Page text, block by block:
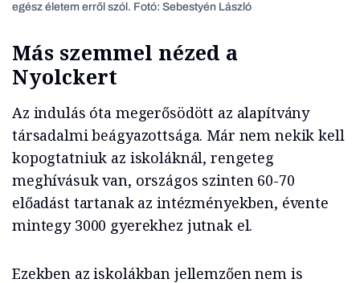
egész életem erről szól. Fotó: Sebestyén László
Más szemmel nézed a
Nyolckert
Az indulás óta megerősödött az alapítvány
társadalmi beágyazottsága. Már nem nekik kell
kopogtatniuk az iskoláknál, rengeteg
meghívásuk van, országos szinten 60-70
előadást tartanak az intézményekben, évente
mintegy 3000 gyerekhez jutnak el.
Ezekben az iskolákban jellemzően nem is